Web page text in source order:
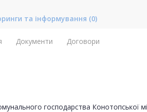
та інформування (0)
Документи Договори
господарства Конотопської